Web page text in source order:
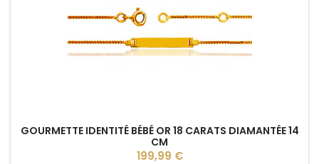
GOURMETTE IDENTITÉ BÉBÉ OR 18 CARATS DIAMANTÉE 14
CM
Prix
199,99 €